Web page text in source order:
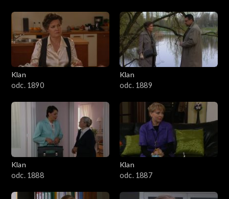
2901–3000
2801–2900
2701–2800
2501–2600
2401–2500
2301–2400
2201–2300
Klan
odc. 1890
Klan
odc. 1889
Klan
odc. 1888
Klan
odc. 1887